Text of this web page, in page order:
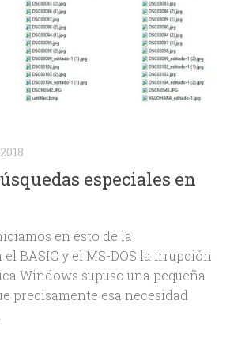
especiales en
en ésto de la
BASIC y el MS-DOS la irrupción
Windows supuso una pequeña
precisamente esa necesidad